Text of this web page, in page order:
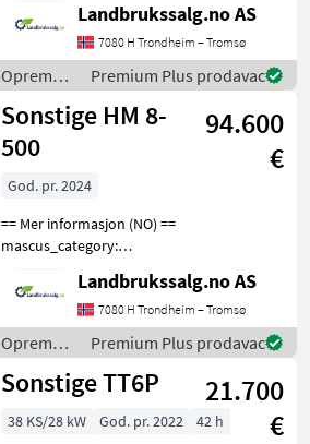
provide reference number
upon request: 8099 See
en.landbrukssalg.no/8099
for more images Spe
Landbrukssalg.no AS
7080 H Trondheim – Tromsø
Oprema
za šumu i
obradu
drveta /
Sonstige
Premium Plus prodavac
Sonstige HM 8-
500
94.600
€
God. pr. 2024
== Mer informasjon (NO) ==
mascus_category:
provide reference number
upon request: 7175 See
en.landbrukssalg.no/7175
for more images Spe
Landbrukssalg.no AS
7080 H Trondheim – Tromsø
Oprema
za šumu i
obradu
Sonstige
Premium Plus prodavac
Sonstige TT6P
21.700
€
38 KS/28 kW God. pr. 2022 42 h